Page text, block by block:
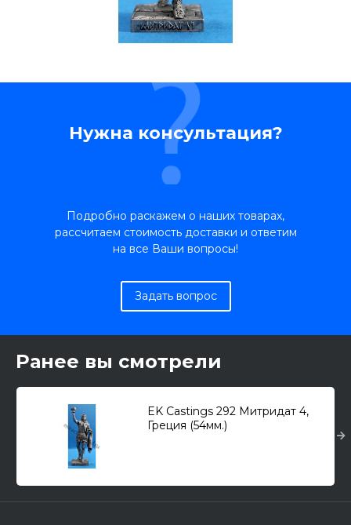
Нужна консультация?
Подробно раскажем о наших товарах,
рассчитаем стоимость доставки и ответим
на все Ваши вопросы!
Задать вопрос
Ранее вы смотрели
EK Castings 292 Митридат 4,
Греция (54мм.)